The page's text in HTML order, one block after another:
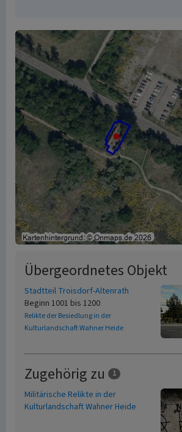
Übergeordnetes Objekt
Stadtteil Troisdorf-Altenrath
Beginn 1001 bis 1200
Relikte der Besiedlung in der
Kulturlandschaft Wahner Heide
Zugehörig zu 1
Militärische Relikte in der
Kulturlandschaft Wahner Heide